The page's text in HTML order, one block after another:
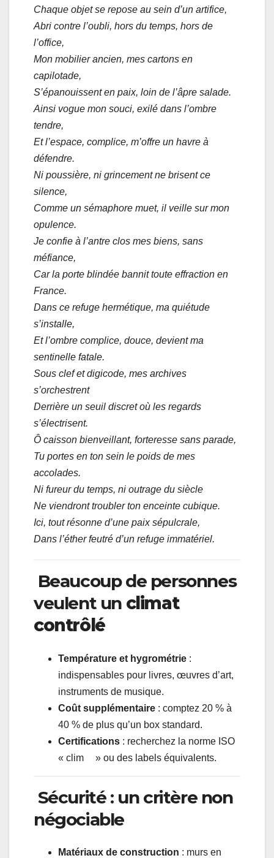
Chaque objet se repose au sein d’un artifice,
Abri contre l’oubli, hors du temps, hors de
l’office,
Mon mobilier ancien, mes cartons en
capilotade,
S’épanouissent en paix, loin de l’âpre salade.
Ainsi vogue mon souci, exilé dans l’ombre
tendre,
Et l’espace, complice, m’offre un havre à
défendre.
Ni poussière, ni grincement ne brisent ce
silence,
Comme un sémaphore muet, il veille sur mon
opulence.
Je confie à l’antre clos mes biens, sans
méfiance,
Car la porte blindée bannit toute effraction en
France.
Dans ce refuge hermétique, ma quiétude
s’installe,
Et l’ombre complice, douce, devient ma
sentinelle fatale.
Sous clef et digicode, mes archives
s’orchestrent
Derrière un seuil discret où les regards
s’électrisent.
Ô caisson bienveillant, forteresse sans parade,
Tu portes en ton sein le poids de mes
accolades.
Ni fureur du temps, ni outrage du siècle
Ne viendront troubler ton enceinte cubique.
Ici, tout résonne d’une paix sépulcrale,
Dans l’éther feutré d’un refuge immatériel.
Beaucoup de personnes
veulent un climat
contrôlé
Température et hygrométrie :
indispensables pour livres, œuvres d’art,
instruments de musique.
Coût supplémentaire : comptez 20 % à
40 % de plus qu’un box standard.
Certifications : recherchez la norme ISO
« clim » ou des labels équivalents.
Sécurité : un critère non
négociable
Matériaux de construction : murs en